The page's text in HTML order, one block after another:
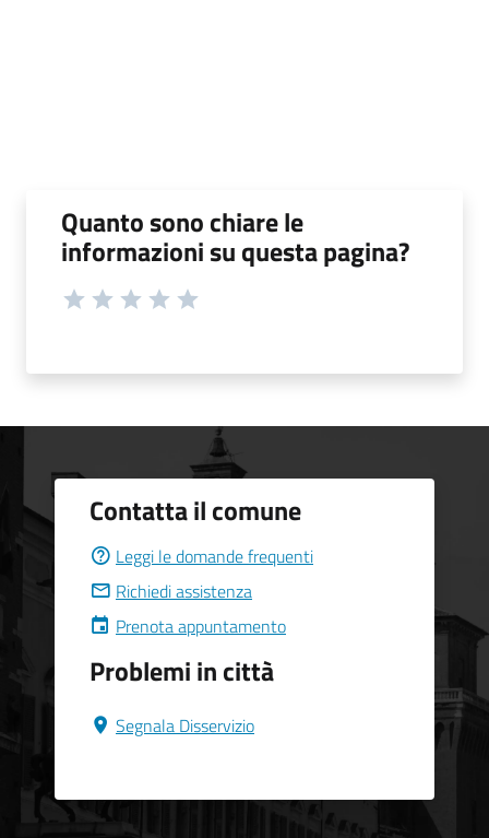
Quanto sono chiare le
informazioni su questa pagina?
Contatta il comune
Leggi le domande frequenti
Richiedi assistenza
Prenota appuntamento
Problemi in città
Segnala Disservizio